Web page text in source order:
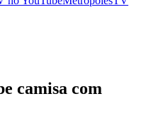
camisa com